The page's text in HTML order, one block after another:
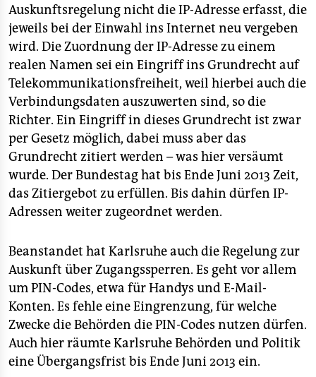
Auskunftsregelung nicht die IP-Adresse erfasst, die
jeweils bei der Einwahl ins Internet neu vergeben
wird. Die Zuordnung der IP-Adresse zu einem
realen Namen sei ein Eingriff ins Grundrecht auf
Telekommunikationsfreiheit, weil hierbei auch die
Verbindungsdaten auszuwerten sind, so die
Richter. Ein Eingriff in dieses Grundrecht ist zwar
per Gesetz möglich, dabei muss aber das
Grundrecht zitiert werden – was hier versäumt
wurde. Der Bundestag hat bis Ende Juni 2013 Zeit,
das Zitiergebot zu erfüllen. Bis dahin dürfen IP-
Adressen weiter zugeordnet werden.
Beanstandet hat Karlsruhe auch die Regelung zur
Auskunft über Zugangssperren. Es geht vor allem
um PIN-Codes, etwa für Handys und E-Mail-
Konten. Es fehle eine Eingrenzung, für welche
Zwecke die Behörden die PIN-Codes nutzen dürfen.
Auch hier räumte Karlsruhe Behörden und Politik
eine Übergangsfrist bis Ende Juni 2013 ein.